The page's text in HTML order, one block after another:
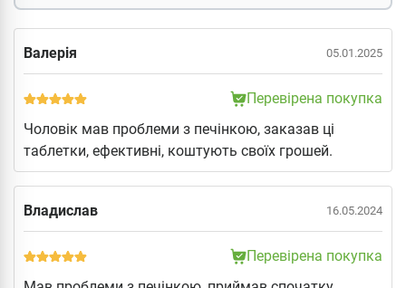
Валерія 05.01.2025
Перевірена покупка
Чоловік мав проблеми з печінкою, заказав ці
таблетки, ефективні, коштують своїх грошей.
Владислав 16.05.2024
Перевірена покупка